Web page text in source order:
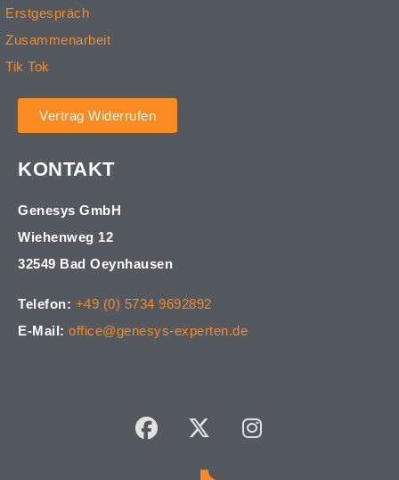
Erstgespräch
Zusammenarbeit
Tik Tok
Vertrag Widerrufen
KONTAKT
Genesys GmbH
Wiehenweg 12
32549 Bad Oeynhausen
Telefon: +49 (0) 5734 9692892
E-Mail: office@genesys-experten.de